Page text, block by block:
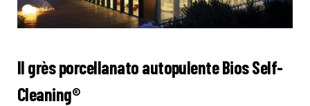
Il grès porcellanato autopulenteBios Self-
Cleaning®